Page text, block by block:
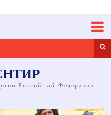
Российской Федерации